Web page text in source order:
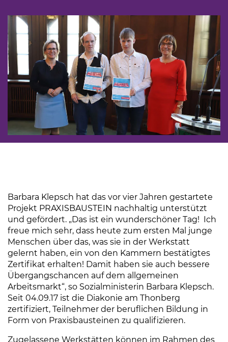
Barbara Klepsch hat das vor vier Jahren gestartete
Projekt PRAXISBAUSTEIN nachhaltig unterstützt
und gefördert. „Das ist ein wunderschöner Tag! Ich
freue mich sehr, dass heute zum ersten Mal junge
Menschen über das, was sie in der Werkstatt
gelernt haben, ein von den Kammern bestätigtes
Zertifikat erhalten! Damit haben sie auch bessere
Übergangschancen auf dem allgemeinen
Arbeitsmarkt“, so Sozialministerin Barbara Klepsch.
Seit 04.09.17 ist die Diakonie am Thonberg
zertifiziert, Teilnehmer der beruflichen Bildung in
Form von Praxisbausteinen zu qualifizieren.
Zugelassene Werkstätten können im Rahmen des